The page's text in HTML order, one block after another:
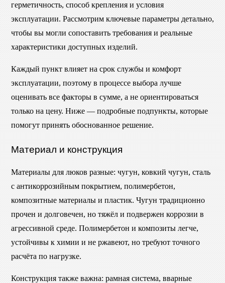
герметичность, способ крепления и условия
эксплуатации. Рассмотрим ключевые параметры детально,
чтобы вы могли сопоставить требования и реальные
характеристики доступных изделий.
Каждый пункт влияет на срок службы и комфорт
эксплуатации, поэтому в процессе выбора лучше
оценивать все факторы в сумме, а не ориентироваться
только на цену. Ниже — подробные подпункты, которые
помогут принять обоснованное решение.
Материал и конструкция
Материалы для люков разные: чугун, ковкий чугун, сталь
с антикоррозийным покрытием, полимербетон,
композитные материалы и пластик. Чугун традиционно
прочен и долговечен, но тяжёл и подвержен коррозии в
агрессивной среде. Полимербетон и композиты легче,
устойчивы к химии и не ржавеют, но требуют точного
расчёта по нагрузке.
Конструкция также важна: рамная система, вварные